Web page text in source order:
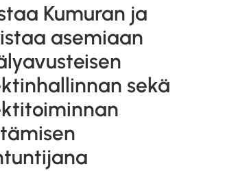
Kumuran ja
asemiaan
sekä